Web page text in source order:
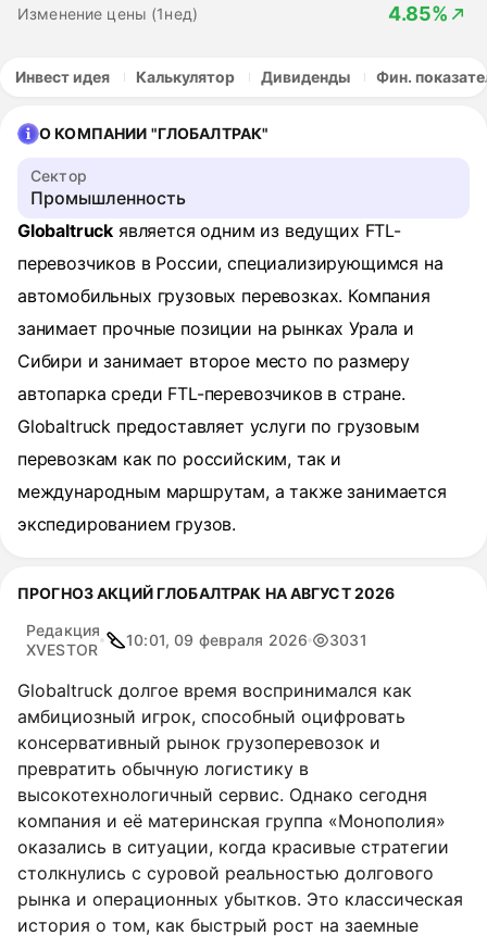
Изменение цены (1нед) 4.85%
Инвест идея Калькулятор Дивиденды Фин.
О КОМПАНИИ "ГЛОБАЛТРАК"
Сектор
Промышленность
Globaltruck является одним из ведущих FTL-
перевозчиков в России, специализирующимся на
автомобильных грузовых перевозках. Компания
занимает прочные позиции на рынках Урала и
Сибири и занимает второе место по размеру
автопарка среди FTL-перевозчиков в стране.
Globaltruck предоставляет услуги по грузовым
перевозкам как по российским, так и
международным маршрутам, а также занимается
экспедированием грузов.
ПРОГНОЗ АКЦИЙ ГЛОБАЛТРАК НА АВГУСТ 2026
Редакция
XVESTOR
10:01, 09 февраля 2026 3031
Globaltruck долгое время воспринимался как
амбициозный игрок, способный оцифровать
консервативный рынок грузоперевозок и
превратить обычную логистику в
высокотехнологичный сервис. Однако сегодня
компания и её материнская группа «Монополия»
оказались в ситуации, когда красивые стратегии
столкнулись с суровой реальностью долгового
рынка и операционных убытков. Это классическая
история о том, как быстрый рост на заемные